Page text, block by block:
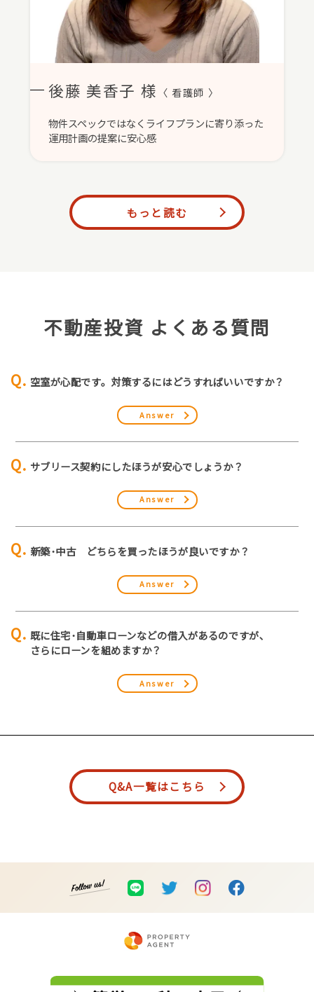
後藤 美香子 様 〈 看護師 〉
物件スペックではなくライフプランに寄り添った
運用計画の提案に安心感
もっと読む
不動産投資 よくある質問
空室が心配です。対策するにはどうすればいいですか？
Answer
サブリース契約にしたほうが安心でしょうか？
Answer
新築･中古 どちらを買ったほうが良いですか？
Answer
既に住宅･自動車ローンなどの借入があるのですが､
さらにローンを組めますか？
Answer
Q&A一覧はこちら